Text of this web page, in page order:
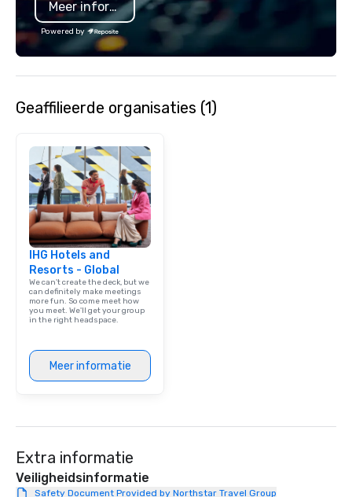
Meer informatie
Powered by
Geaffilieerde organisaties (1)
IHG Hotels and
Resorts - Global
We can't create the deck, but we
can definitely make meetings
more fun. So come meet how
you meet. We'll get your group
in the right headspace.
Meer informatie
Extra informatie
Veiligheidsinformatie
Safety Document Provided by Northstar Travel Group